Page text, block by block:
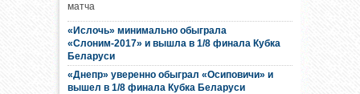
матча
«Ислочь» минимально обыграла
«Слоним-2017» и вышла в 1/8 финала Кубка
Беларуси
«Днепр» уверенно обыграл «Осиповичи» и
вышел в 1/8 финала Кубка Беларуси